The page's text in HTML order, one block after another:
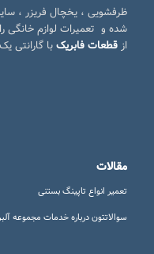
ظرفشویی ، یخچال فریزر ،
شده و تعمیرات لوازم خانگی
از قطعات فابریکبا گارانتی
مقالات
تعمیر انواع تاپینگ بستنی
سوالاتتون درباره خدمات مجموعه